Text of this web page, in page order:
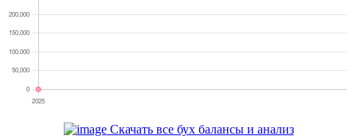
Скачать все бух балансы и анализ